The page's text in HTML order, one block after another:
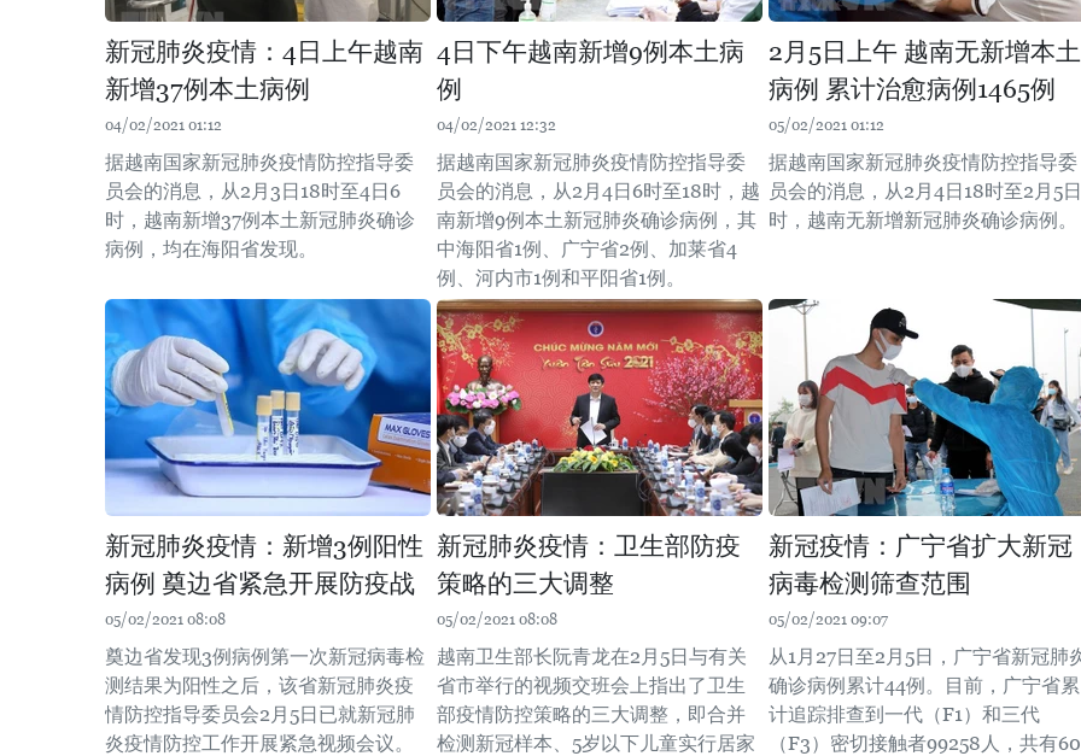
新冠肺炎疫情：4日上午越南
新增37例本土病例
04/02/2021 01:12
据越南国家新冠肺炎疫情防控指导委
员会的消息，从2月3日18时至4日6
时，越南新增37例本土新冠肺炎确诊
病例，均在海阳省发现。
4日下午越南新增9例本土病
例
04/02/2021 12:32
据越南国家新冠肺炎疫情防控指导委
员会的消息，从2月4日6时至18时，越
南新增9例本土新冠肺炎确诊病例，其
中海阳省1例、广宁省2例、加莱省4
例、河内市1例和平阳省1例。
2月5日上午 越南无新增本土
病例 累计治愈病例1465例
05/02/2021 01:12
据越南国家新冠肺炎疫情防控指导委
员会的消息，从2月4日18时至2月5
时，越南无新增新冠肺炎确诊病例。
新冠肺炎疫情：新增3例阳性
病例 奠边省紧急开展防疫战
05/02/2021 08:08
奠边省发现3例病例第一次新冠病毒检
测结果为阳性之后，该省新冠肺炎疫
情防控指导委员会2月5日已就新冠肺
炎疫情防控工作开展紧急视频会议。
新冠肺炎疫情：卫生部防疫
策略的三大调整
05/02/2021 08:08
越南卫生部长阮青龙在2月5日与有关
省市举行的视频交班会上指出了卫生
部疫情防控策略的三大调整，即合并
检测新冠样本、5岁以下儿童实行居家
新冠疫情：广宁省扩大新冠
病毒检测筛查范围
05/02/2021 09:07
从1月27日至2月5日，广宁省新冠肺
确诊病例累计44例。目前，广宁省累
计追踪排查到一代（F1）和三代
（F3）密切接触者99258人，共有